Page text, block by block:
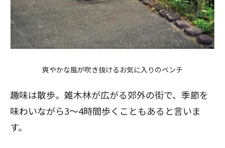
爽やかな風が吹き抜けるお気に入りのベンチ
趣味は散歩。雑木林が広がる郊外の街で、季節を
味わいながら3～4時間歩くこともあると言いま
す。